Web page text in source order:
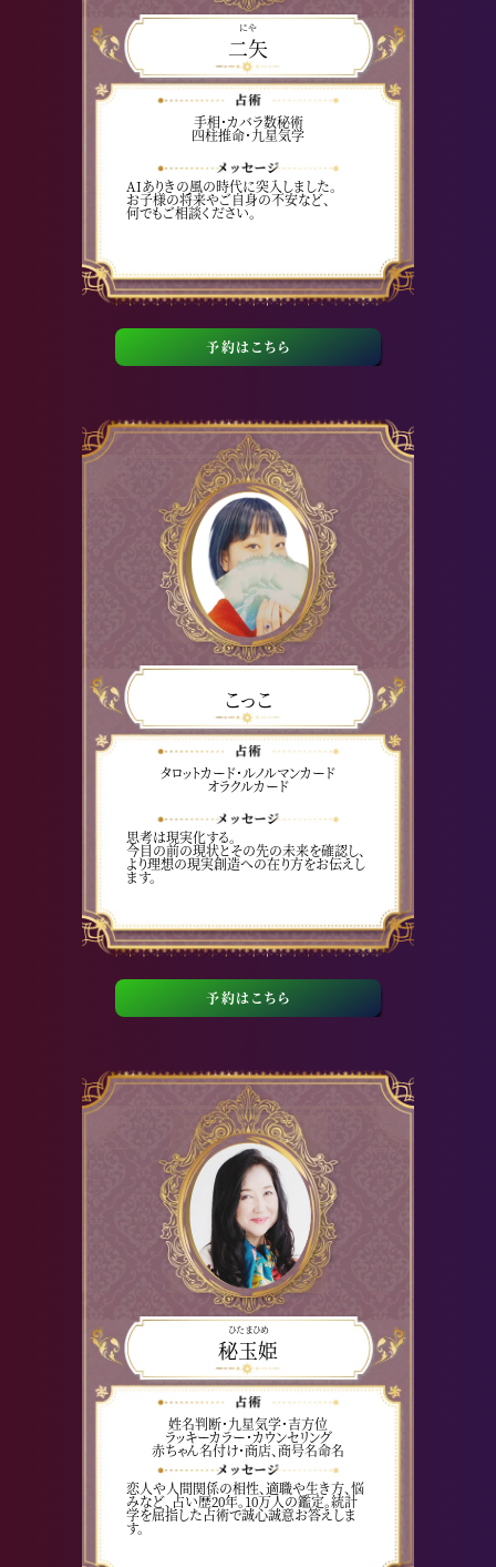
にや
二矢
手相・カバラ数秘術
四柱推命・九星気学
AIありきの風の時代に突入しました。
お子様の将来やご自身の不安など、
何でもご相談ください。
予約はこちら
こっこ
タロットカード・ルノルマンカード
オラクルカード
思考は現実化する。
今目の前の現状とその先の未来を確認し、
より理想の現実創造への在り方をお伝えし
ます。
予約はこちら
ひたまひめ
秘玉姫
姓名判断・九星気学・吉方位
ラッキーカラー・カウンセリング
赤ちゃん名付け・商店、商号名命名
恋人や人間関係の相性、適職や生き方、悩
みなど、占い歴20年。10万人の鑑定。統計
学を屈指した占術で誠心誠意お答えしま
す。